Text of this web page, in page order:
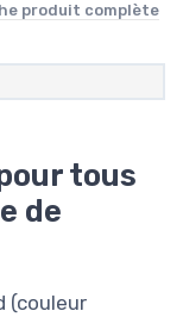
produit complète
tous
de
(couleur